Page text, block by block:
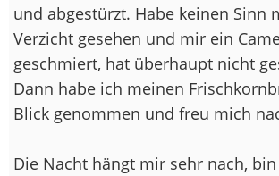
und abgestürzt. Habe keinen Sinn
Verzicht gesehen und mir ein
geschmiert, hat überhaupt nicht
Dann habe ich meinen
Blick genommen und freu mich
Die Nacht hängt mir sehr nach,